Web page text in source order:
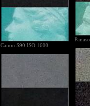
Canon S90 ISO 1600